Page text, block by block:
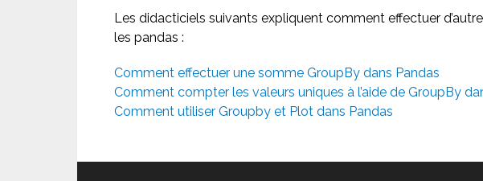
Les didacticiels suivants expliquent comment effectuer
les pandas :
Comment effectuer une somme GroupBy dans Pandas
Comment compter les valeurs uniques à l’aide de GroupBy
Comment utiliser Groupby et Plot dans Pandas